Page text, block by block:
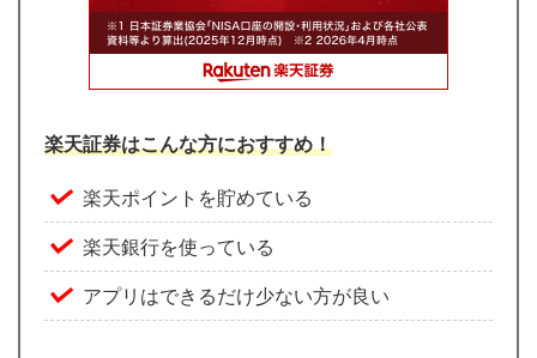
楽天証券はこんな方におすすめ！
楽天ポイントを貯めている
楽天銀行を使っている
アプリはできるだけ少ない方が良い